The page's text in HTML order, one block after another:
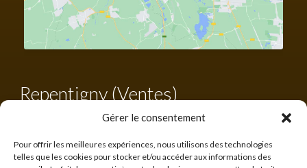
Gérer le consentement
Pour offrir les meilleures expériences, nous utilisons des technologies
telles que les cookies pour stocker et/ou accéder aux informations des
Repentigny (Ventes)
450 582-0203
francis@cabanonsquebecois.com